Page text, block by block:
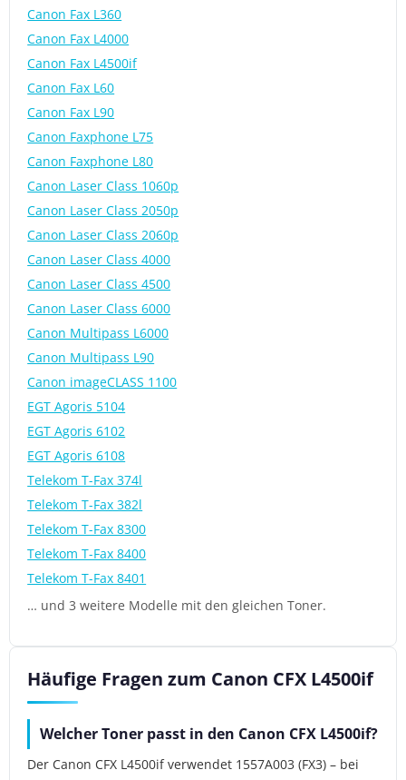
Canon Fax L360
Canon Fax L4000
Canon Fax L4500if
Canon Fax L60
Canon Fax L90
Canon Faxphone L75
Canon Faxphone L80
Canon Laser Class 1060p
Canon Laser Class 2050p
Canon Laser Class 2060p
Canon Laser Class 4000
Canon Laser Class 4500
Canon Laser Class 6000
Canon Multipass L6000
Canon Multipass L90
Canon imageCLASS 1100
EGT Agoris 5104
EGT Agoris 6102
EGT Agoris 6108
Telekom T-Fax 374l
Telekom T-Fax 382l
Telekom T-Fax 8300
Telekom T-Fax 8400
Telekom T-Fax 8401
… und 3 weitere Modelle mit den gleichen Toner.
Häufige Fragen zum Canon CFX L4500if
Welcher Toner passt in den Canon CFX L4500if?
Der Canon CFX L4500if verwendet 1557A003 (FX3) – bei